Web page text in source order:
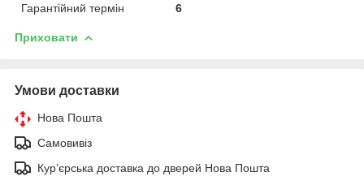
Гарантійний термін
6
Приховати
Умови доставки
Нова Пошта
Самовивіз
Курʼєрська доставка до дверей Нова Пошта